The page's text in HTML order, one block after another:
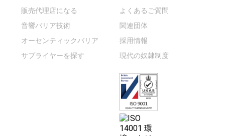
販売代理店になる
音響バリア技術
オーセンティックバリア
サプライヤーを探す
よくあるご質問
関連団体
採用情報
現代の奴隷制度